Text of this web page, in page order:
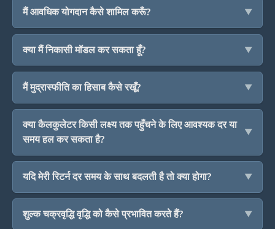
मैं आवधिक योगदान कैसे शामिल करूँ?
क्या मैं निकासी मॉडल कर सकता हूँ?
मैं मुद्रास्फीति का हिसाब कैसे रखूँ?
क्या कैलकुलेटर किसी लक्ष्य तक पहुँचने के लिए आवश्यक दर या
समय हल कर सकता है?
यदि मेरी रिटर्न दर समय के साथ बदलती है तो क्या होगा?
शुल्क चक्रवृद्धि वृद्धि को कैसे प्रभावित करते हैं?